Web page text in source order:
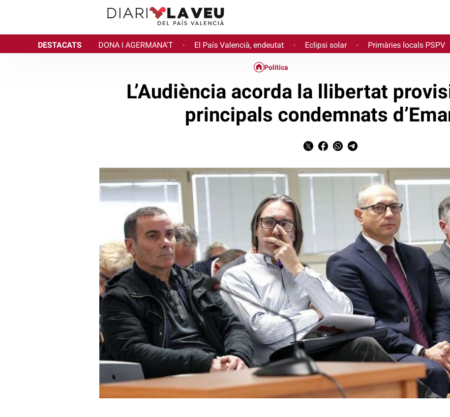
DESTACATS DONA I AGERMANA'T · El País Valencià, endeutat · Eclipsi solar · Primàries locals PSPV
Política
L’Audiència acorda la llibertat
principals condemnats